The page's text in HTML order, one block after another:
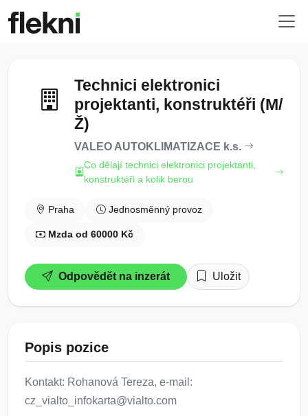
Technici elektronici
projektanti, konstruktéři (M/
Ž)
VALEO AUTOKLIMATIZACE k.s.
Co dělají technici elektronici projektanti,
konstruktéři a kolik berou
Praha Jednosměnný provoz
Mzda od 60000 Kč
Odpovědět na inzerát Uložit
Popis pozice
Kontakt: Rohanová Tereza, e-mail:
cz_vialto_infokarta@vialto.com